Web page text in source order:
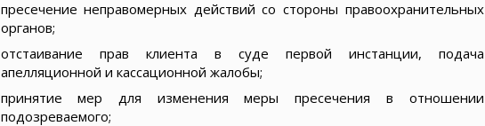
пресечение неправомерных действий со стороны правоохранительных
органов;
отстаивание прав клиента в суде первой инстанции, подача
апелляционной и кассационной жалобы;
принятие мер для изменения меры пресечения в отношении
подозреваемого;